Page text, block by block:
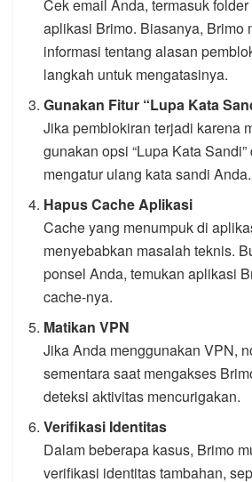
Cek email Anda, termasuk
aplikasi Brimo. Biasanya, Brimo
informasi tentang alasan
langkah untuk mengatasinya.
Gunakan Fitur “Lupa Kata
Jika pemblokiran terjadi karena
gunakan opsi “Lupa Kata
mengatur ulang kata sandi Anda.
Hapus Cache Aplikasi
Cache yang menumpuk di
menyebabkan masalah teknis.
ponsel Anda, temukan aplikasi
cache-nya.
Matikan VPN
Jika Anda menggunakan VPN,
sementara saat mengakses
deteksi aktivitas mencurigakan.
Verifikasi Identitas
Dalam beberapa kasus, Brimo
verifikasi identitas tambahan,